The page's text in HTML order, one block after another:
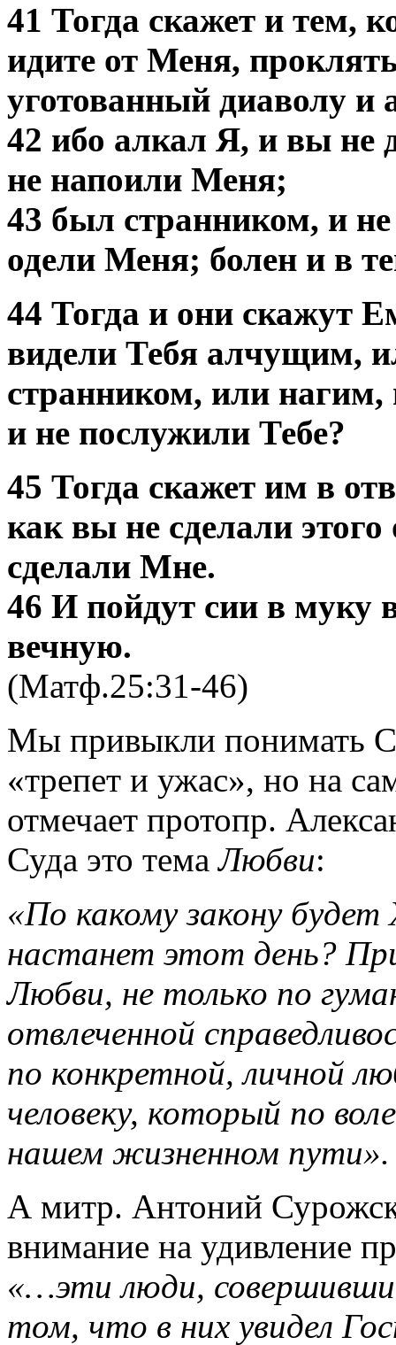
41 Тогда скажет и тем,
идите от Меня,
уготованный диаволу и
42 ибо алкал Я, и вы
не напоили Меня;
43 был странником, и
одели Меня; болен и в
44 Тогда и они скажут
видели Тебя алчущим,
странником, или
и не послужили Тебе?
45 Тогда скажет им в
как вы не сделали
сделали Мне.
46 И пойдут сии в муку
вечную.
(Матф.25:31-46)
Мы привыкли понимать
«трепет и ужас», но на
отмечает протопр.
Суда это темаЛюбви:
«По какомy законy
настанет этот день?
Любви, не только по
отвлеченной
по конкpетной, личной
человекy, котоpый по
нашем жизненном пyти».
А митр. Антоний
внимание на удивление
«…эти люди,
том, что в них увидел